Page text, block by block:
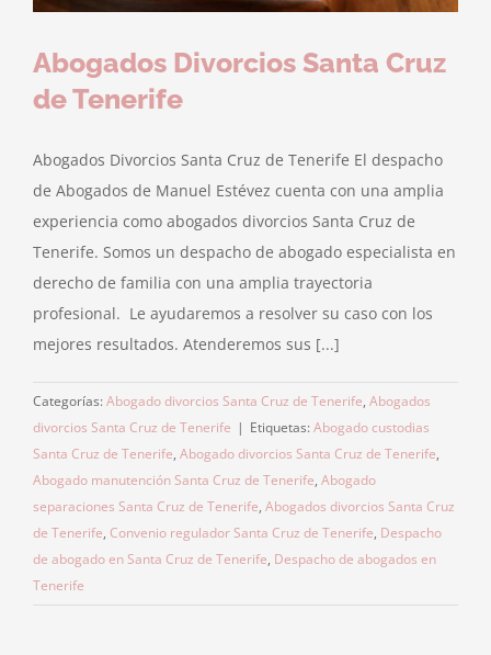
Abogados Divorcios Santa Cruz
de Tenerife
Abogados Divorcios Santa Cruz de Tenerife El despacho
de Abogados de Manuel Estévez cuenta con una amplia
experiencia como abogados divorcios Santa Cruz de
Tenerife. Somos un despacho de abogado especialista en
derecho de familia con una amplia trayectoria
profesional. Le ayudaremos a resolver su caso con los
mejores resultados. Atenderemos sus [...]
Categorías: Abogado divorcios Santa Cruz de Tenerife, Abogados
divorcios Santa Cruz de Tenerife | Etiquetas: Abogado custodias
Santa Cruz de Tenerife, Abogado divorcios Santa Cruz de Tenerife,
Abogado manutención Santa Cruz de Tenerife, Abogado
separaciones Santa Cruz de Tenerife, Abogados divorcios Santa Cruz
de Tenerife, Convenio regulador Santa Cruz de Tenerife, Despacho
de abogado en Santa Cruz de Tenerife, Despacho de abogados en
Tenerife